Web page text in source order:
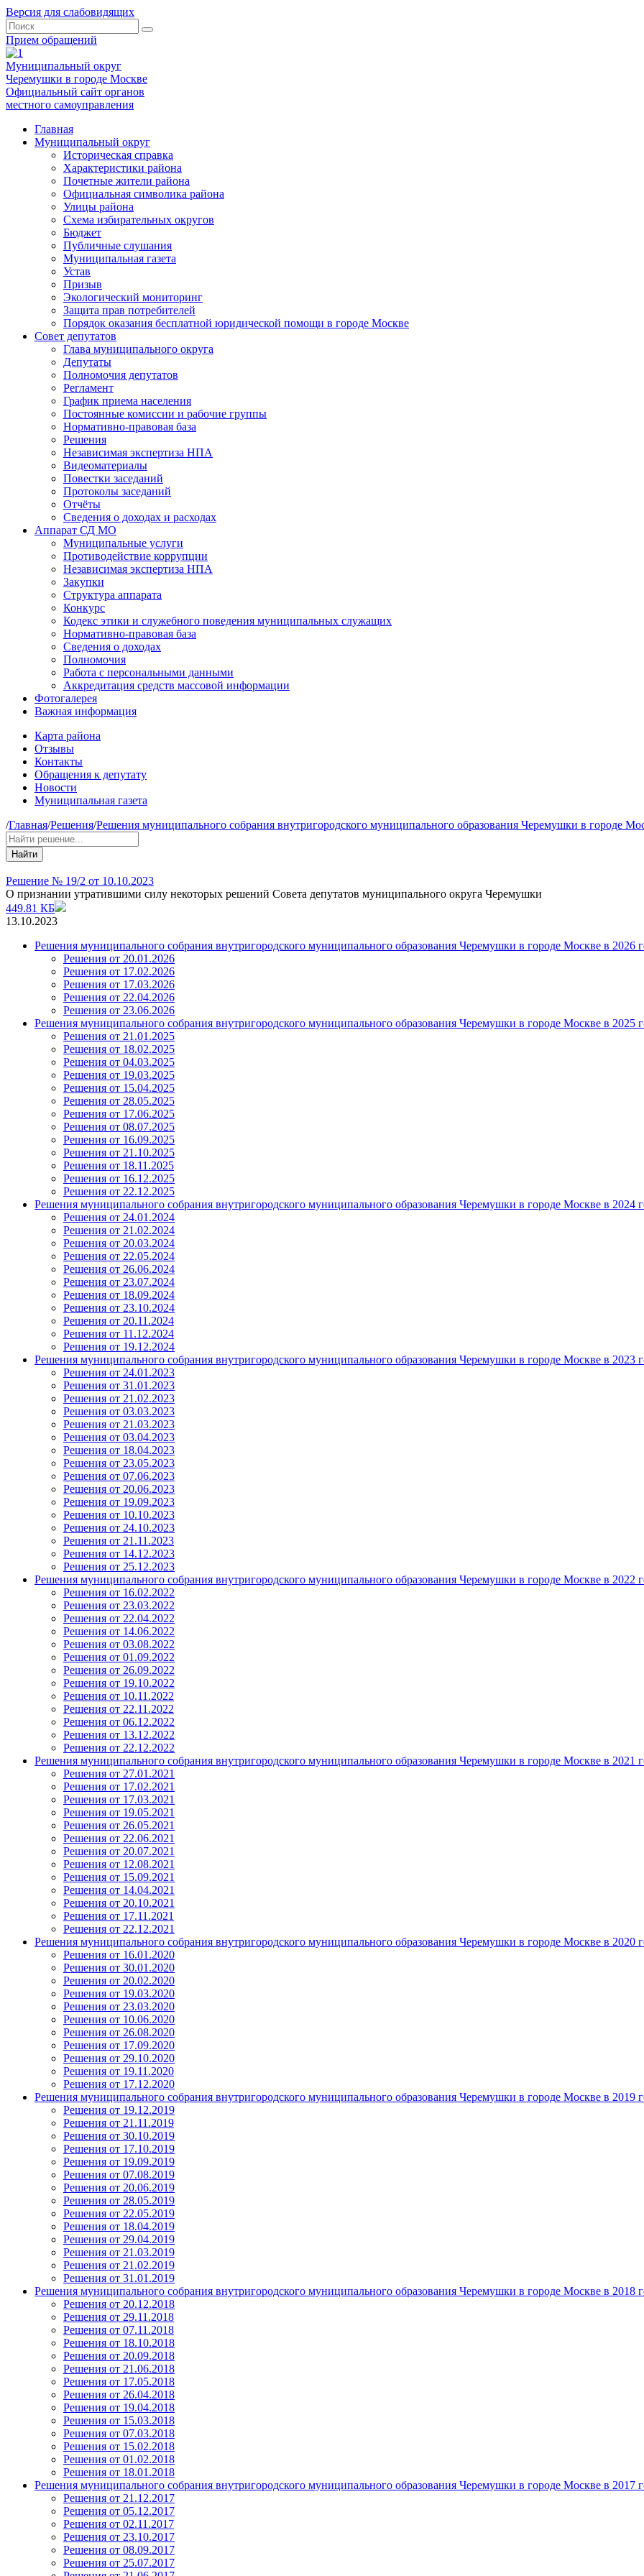
Версия для слабовидящих
Прием обращений
Муниципальный округ
Черемушки в городе Москве
Официальный сайт органов
местного самоуправления
Главная
Муниципальный округ
Историческая справка
Характеристики района
Почетные жители района
Официальная символика района
Улицы района
Схема избирательных округов
Бюджет
Публичные слушания
Муниципальная газета
Устав
Призыв
Экологический мониторинг
Защита прав потребителей
Порядок оказания бесплатной юридической помощи в городе Москве
Совет депутатов
Глава муниципального округа
Депутаты
Полномочия депутатов
Регламент
График приема населения
Постоянные комиссии и рабочие группы
Нормативно-правовая база
Решения
Независимая экспертиза НПА
Видеоматериалы
Повестки заседаний
Протоколы заседаний
Отчёты
Сведения о доходах и расходах
Аппарат СД МО
Муниципальные услуги
Противодействие коррупции
Независимая экспертиза НПА
Закупки
Структура аппарата
Конкурс
Кодекс этики и служебного поведения муниципальных служащих
Нормативно-правовая база
Сведения о доходах
Полномочия
Работа с персональными данными
Аккредитация средств массовой информации
Фотогалерея
Важная информация
Карта района
Отзывы
Контакты
Обращения к депутату
Новости
Муниципальная газета
/Главная/Решения/Решения муниципального собрания внутригородского муниципального образования Черемушки в городе
Найти
Решение № 19/2 от 10.10.2023
О признании утратившими силу некоторых решений Совета депутатов муниципального округа Черемушки
449.81 КБ
13.10.2023
Решения муниципального собрания внутригородского муниципального образования Черемушки в городе Москве в 2026
Решения от 20.01.2026
Решения от 17.02.2026
Решения от 17.03.2026
Решения от 22.04.2026
Решения от 23.06.2026
Решения муниципального собрания внутригородского муниципального образования Черемушки в городе Москве в 2025
Решения от 21.01.2025
Решения от 18.02.2025
Решения от 04.03.2025
Решения от 19.03.2025
Решения от 15.04.2025
Решения от 28.05.2025
Решения от 17.06.2025
Решения от 08.07.2025
Решения от 16.09.2025
Решения от 21.10.2025
Решения от 18.11.2025
Решения от 16.12.2025
Решения от 22.12.2025
Решения муниципального собрания внутригородского муниципального образования Черемушки в городе Москве в 2024
Решения от 24.01.2024
Решения от 21.02.2024
Решения от 20.03.2024
Решения от 22.05.2024
Решения от 26.06.2024
Решения от 23.07.2024
Решения от 18.09.2024
Решения от 23.10.2024
Решения от 20.11.2024
Решения от 11.12.2024
Решения от 19.12.2024
Решения муниципального собрания внутригородского муниципального образования Черемушки в городе Москве в 2023
Решения от 24.01.2023
Решения от 31.01.2023
Решения от 21.02.2023
Решения от 03.03.2023
Решения от 21.03.2023
Решения от 03.04.2023
Решения от 18.04.2023
Решения от 23.05.2023
Решения от 07.06.2023
Решения от 20.06.2023
Решения от 19.09.2023
Решения от 10.10.2023
Решения от 24.10.2023
Решения от 21.11.2023
Решения от 14.12.2023
Решения от 25.12.2023
Решения муниципального собрания внутригородского муниципального образования Черемушки в городе Москве в 2022
Решения от 16.02.2022
Решения от 23.03.2022
Решения от 22.04.2022
Решения от 14.06.2022
Решения от 03.08.2022
Решения от 01.09.2022
Решения от 26.09.2022
Решения от 19.10.2022
Решения от 10.11.2022
Решения от 22.11.2022
Решения от 06.12.2022
Решения от 13.12.2022
Решения от 22.12.2022
Решения муниципального собрания внутригородского муниципального образования Черемушки в городе Москве в 2021
Решения от 27.01.2021
Решения от 17.02.2021
Решения от 17.03.2021
Решения от 19.05.2021
Решения от 26.05.2021
Решения от 22.06.2021
Решения от 20.07.2021
Решения от 12.08.2021
Решения от 15.09.2021
Решения от 14.04.2021
Решения от 20.10.2021
Решения от 17.11.2021
Решения от 22.12.2021
Решения муниципального собрания внутригородского муниципального образования Черемушки в городе Москве в 2020
Решения от 16.01.2020
Решения от 30.01.2020
Решения от 20.02.2020
Решения от 19.03.2020
Решения от 23.03.2020
Решения от 10.06.2020
Решения от 26.08.2020
Решения от 17.09.2020
Решения от 29.10.2020
Решения от 19.11.2020
Решения от 17.12.2020
Решения муниципального собрания внутригородского муниципального образования Черемушки в городе Москве в 2019
Решения от 19.12.2019
Решения от 21.11.2019
Решения от 30.10.2019
Решения от 17.10.2019
Решения от 19.09.2019
Решения от 07.08.2019
Решения от 20.06.2019
Решения от 28.05.2019
Решения от 22.05.2019
Решения от 18.04.2019
Решения от 29.04.2019
Решения от 21.03.2019
Решения от 21.02.2019
Решения от 31.01.2019
Решения муниципального собрания внутригородского муниципального образования Черемушки в городе Москве в 2018
Решения от 20.12.2018
Решения от 29.11.2018
Решения от 07.11.2018
Решения от 18.10.2018
Решения от 20.09.2018
Решения от 21.06.2018
Решения от 17.05.2018
Решения от 26.04.2018
Решения от 19.04.2018
Решения от 15.03.2018
Решения от 07.03.2018
Решения от 15.02.2018
Решения от 01.02.2018
Решения от 18.01.2018
Решения муниципального собрания внутригородского муниципального образования Черемушки в городе Москве в 2017
Решения от 21.12.2017
Решения от 05.12.2017
Решения от 02.11.2017
Решения от 23.10.2017
Решения от 08.09.2017
Решения от 25.07.2017